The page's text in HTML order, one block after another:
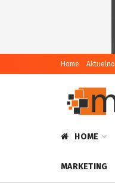
Home Aktuelno
HOME
MARKETING